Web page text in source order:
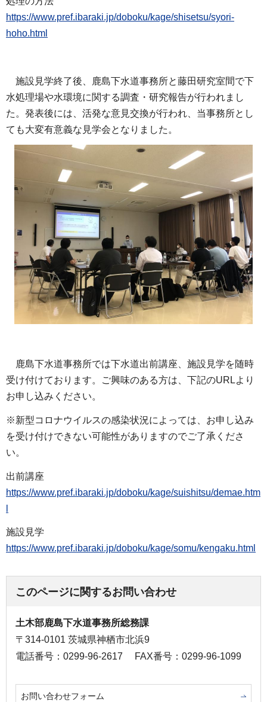
https://www.pref.ibaraki.jp/doboku/kage/shisetsu/syori-
hoho.html
施設見学終了後、鹿島下水道事務所と藤田研究室間で下
水処理場や水環境に関する調査・研究報告が行われまし
た。発表後には、活発な意見交換が行われ、当事務所とし
ても大変有意義な見学会となりました。
鹿島下水道事務所では下水道出前講座、施設見学を随時
受け付けております。ご興味のある方は、下記のURLより
お申し込みください。
※新型コロナウイルスの感染状況によっては、お申し込み
を受け付けできない可能性がありますのでご了承くださ
い。
出前講座
https://www.pref.ibaraki.jp/doboku/kage/suishitsu/demae.htm
施設見学
https://www.pref.ibaraki.jp/doboku/kage/somu/kengaku.html
このページに関するお問い合わせ
土木部鹿島下水道事務所総務課
〒314-0101 茨城県神栖市北浜9
電話番号：0299-96-2617
FAX番号：0299-96-1099
お問い合わせフォーム